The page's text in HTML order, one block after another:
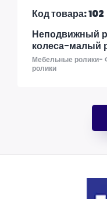
Код товара: 102
Неподвижный
колеса-малый
Мебельные ролики-
ролики